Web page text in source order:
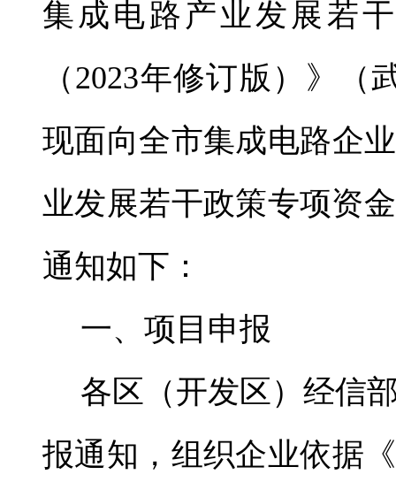
集成电路产业发展若
（2023年修订版）》（
现面向全市集成电路企
业发展若干政策专项资
通知如下：
一、项目申报
各区（开发区）经信
报通知，组织企业依据